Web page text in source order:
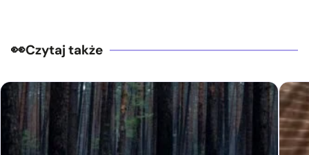
Czytaj także